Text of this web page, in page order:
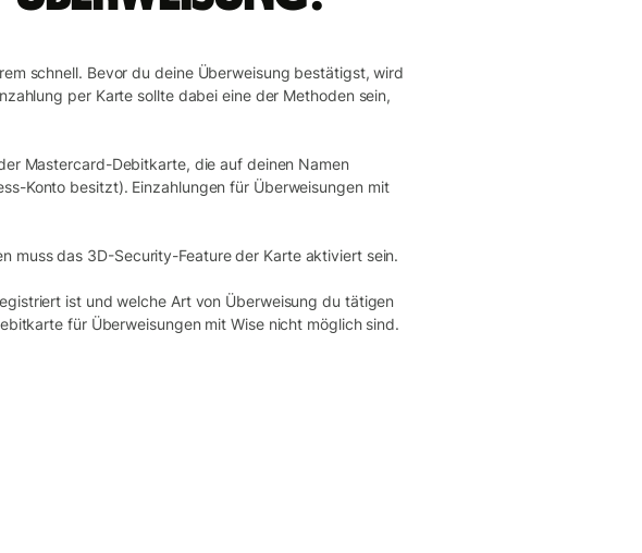
schnell. Bevor du deine Überweisung bestätigst, wird
per Karte sollte dabei eine der Methoden sein,
Mastercard-Debitkarte, die auf deinen Namen
Konto besitzt). Einzahlungen für Überweisungen mit
muss das 3D-Security-Feature der Karte aktiviert sein.
ist und welche Art von Überweisung du tätigen
für Überweisungen mit Wise nicht möglich sind.